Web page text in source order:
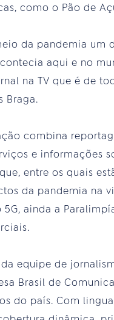
como o Pão de
da pandemia um
aqui e no
na TV que é de
Braga.
combina
e informações
entre os quais
da pandemia na
5G, ainda a
equipe de
Brasil de
do país. Com